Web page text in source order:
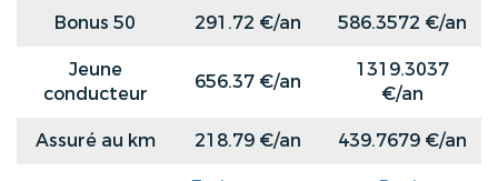
Bonus 50
291.72 €/an
586.3572 €/an
Jeune
conducteur
656.37 €/an
1319.3037
€/an
Assuré au km
218.79 €/an 439.7679 €/an